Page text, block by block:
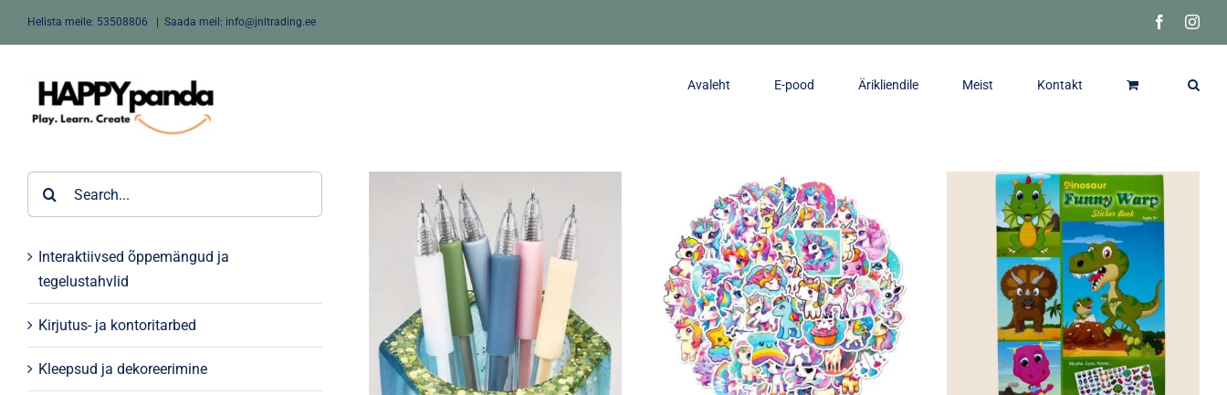
Helista meile: 53508806 Saada meil: info@jnltrading.ee Facebook
Avaleht E-pood Ärikliendile Meist Kontakt
Interaktiivsed õppemängud ja
tegelustahvlid
Kirjutus- ja kontoritarbed
Kleepsud ja dekoreerimine